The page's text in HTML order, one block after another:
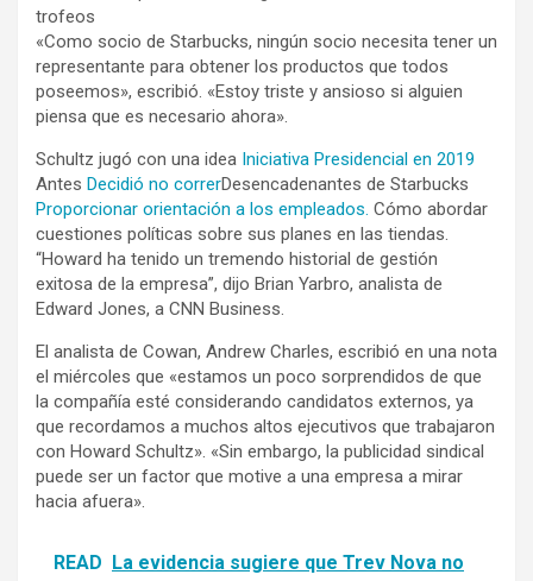
«Como socio de Starbucks, ningún socio necesita tener un
representante para obtener los productos que todos
poseemos», escribió. «Estoy triste y ansioso si alguien
piensa que es necesario ahora».
Schultz jugó con una idea Iniciativa Presidencial en 2019
Antes Decidió no correrDesencadenantes de Starbucks
Proporcionar orientación a los empleados. Cómo abordar
cuestiones políticas sobre sus planes en las tiendas.
“Howard ha tenido un tremendo historial de gestión
exitosa de la empresa”, dijo Brian Yarbro, analista de
Edward Jones, a CNN Business.
El analista de Cowan, Andrew Charles, escribió en una nota
el miércoles que «estamos un poco sorprendidos de que
la compañía esté considerando candidatos externos, ya
que recordamos a muchos altos ejecutivos que trabajaron
con Howard Schultz». «Sin embargo, la publicidad sindical
puede ser un factor que motive a una empresa a mirar
hacia afuera».
READ La evidencia sugiere que Trev Nova no